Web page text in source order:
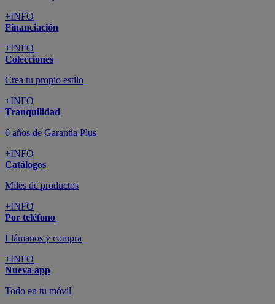
+INFO
Financiación
+INFO
Colecciones
Crea tu propio estilo
+INFO
Tranquilidad
6 años de Garantía Plus
+INFO
Catálogos
Miles de productos
+INFO
Por teléfono
Llámanos y compra
+INFO
Nueva app
Todo en tu móvil